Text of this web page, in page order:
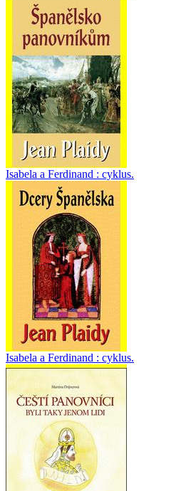
Isabela a Ferdinand : cyklus.
Isabela a Ferdinand : cyklus.